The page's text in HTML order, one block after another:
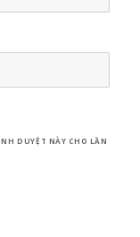
DUYỆT NÀY CHO LẦN